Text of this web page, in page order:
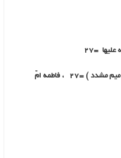
=27
که برابر است به ابجد وضعی ” سجده ” و “ا مّ ” ( با میم مشدد ) =۲۷ ، فاطمه امّ